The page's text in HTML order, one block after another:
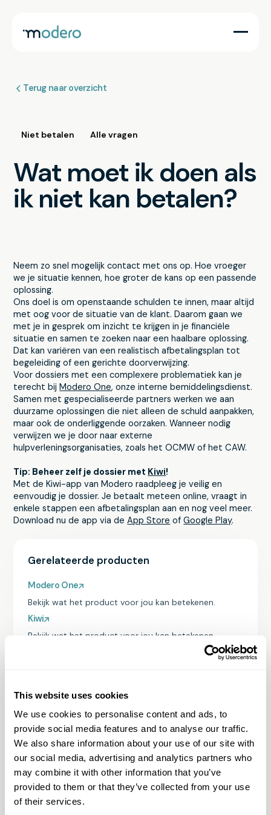
This website uses cookies
We use cookies to personalise content and ads, to
provide social media features and to analyse our traffic.
We also share information about your use of our site with
our social media, advertising and analytics partners who
may combine it with other information that you’ve
provided to them or that they’ve collected from your use
of their services.
Terug naar overzicht
Niet betalen Alle vragen
Wat moet ik doen als
ik niet kan betalen?
Gerelateerde producten
Modero One
Bekijk wat het product voor jou kan betekenen.
Kiwi
Bekijk wat het product voor jou kan betekenen.
Neem zo snel mogelijk contact met ons op. Hoe vroeger
we je situatie kennen, hoe groter de kans op een passende
oplossing.
Ons doel is om openstaande schulden te innen, maar altijd
met oog voor de situatie van de klant. Daarom gaan we
met je in gesprek om inzicht te krijgen in je financiële
situatie en samen te zoeken naar een haalbare oplossing.
Dat kan variëren van een realistisch afbetalingsplan tot
begeleiding of een gerichte doorverwijzing.
Voor dossiers met een complexere problematiek kan je
terecht bijModero One, onze interne bemiddelingsdienst.
Samen met gespecialiseerde partners werken we aan
duurzame oplossingen die niet alleen de schuld aanpakken,
maar ook de onderliggende oorzaken. Wanneer nodig
verwijzen we je door naar externe
hulpverleningsorganisaties, zoals het OCMW of het CAW.
Tip: Beheer zelf je dossier met Kiwi!
Met de Kiwi-app van Modero raadpleeg je veilig en
eenvoudig je dossier. Je betaalt meteen online, vraagt in
enkele stappen een afbetalingsplan aan en nog veel meer.
Download nu de app via deApp Store ofGoogle Play.
Vragen & Antwoorden